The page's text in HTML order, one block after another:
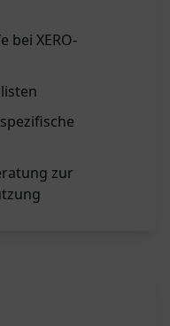
bei XERO-
zur